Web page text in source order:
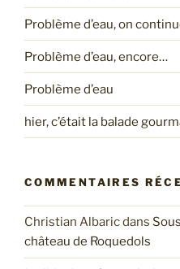
Problème d’eau, on
Problème d’eau, encore…
Problème d’eau
hier, c’était la balade
COMMENTAIRES
Christian Albaricdans
château de Roquedols